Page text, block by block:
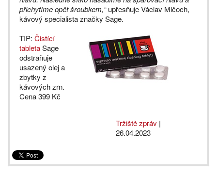
přichytíme opět šroubkem,“upřesňuje Václav Mlčoch,
kávový specialista značky Sage.
TIP: Čistící
tabletaSage
odstraňuje
usazený olej a
zbytky z
kávových zrn.
Cena 399 Kč
Tržiště zpráv |
26.04.2023